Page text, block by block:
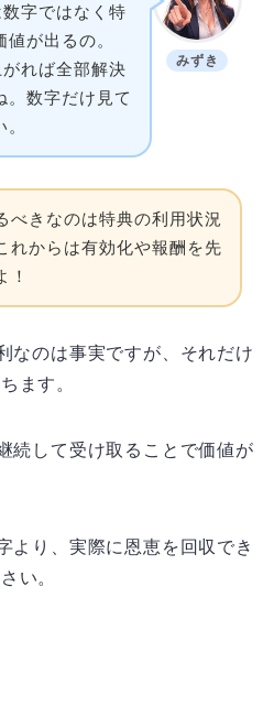
みずき
字ではなく特
が出るの。
れば全部解決
。数字だけ見て
べきなのは特典の利用状況
れからは有効化や報酬を先
！
なのは事実ですが、それだけ
ます。
続して受け取ることで価値が
より、実際に恩恵を回収でき
い。